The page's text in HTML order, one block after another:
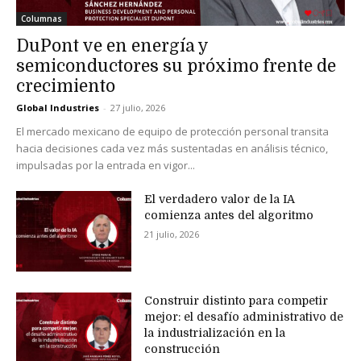
Columnas
DuPont ve en energía y
semiconductores su próximo frente de
crecimiento
Global Industries - 27 julio, 2026
El mercado mexicano de equipo de protección personal transita
hacia decisiones cada vez más sustentadas en análisis técnico,
impulsadas por la entrada en vigor...
El verdadero valor de la IA
comienza antes del algoritmo
21 julio, 2026
Construir distinto para competir
mejor: el desafío administrativo de
la industrialización en la
construcción